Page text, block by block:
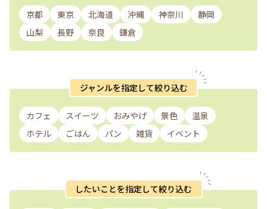
京都 東京 北海道 沖縄 神奈川
静岡
山梨
長野 奈良 鎌倉
ジャンルを指定して絞り込む
カフェ スイーツ おみやげ 景色
温泉
ホテル
ごはん パン 雑貨 イベント
したいことを指定して絞り込む